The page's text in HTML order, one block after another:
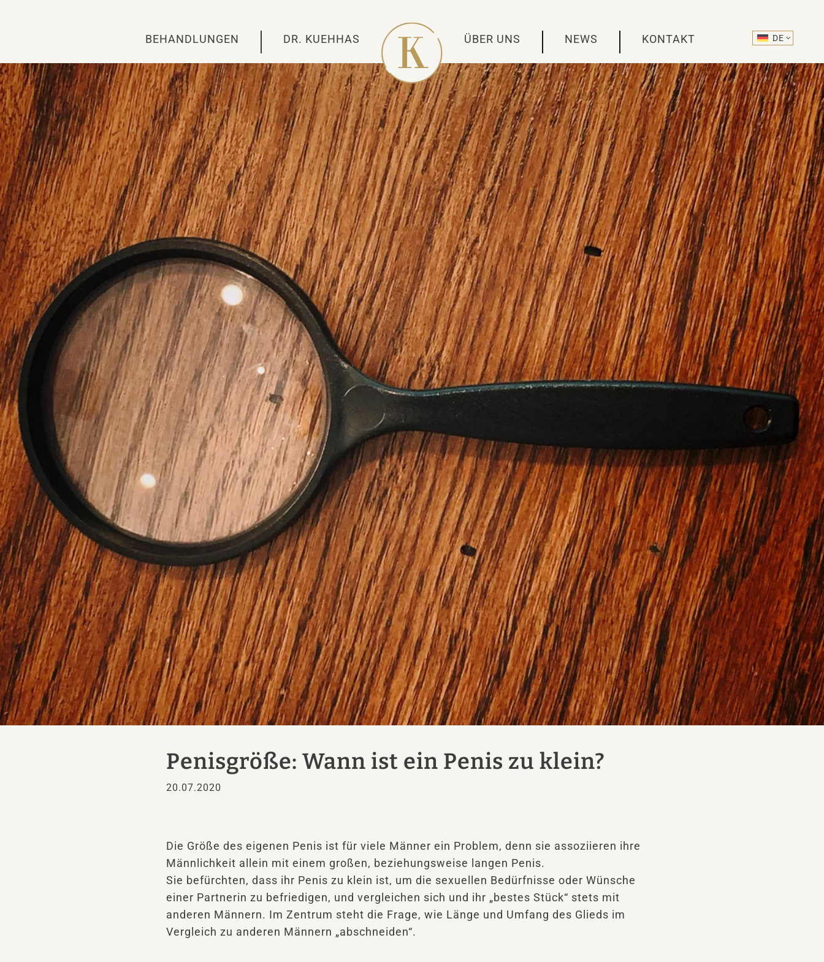
BEHANDLUNGEN DR. KUEHHAS ÜBER UNS NEWS KONTAKT DE
Penisgröße: Wann ist ein Penis zu klein?
20.07.2020
Die Größe des eigenen Penis ist für viele Männer ein Problem, denn sie assoziieren ihre
Männlichkeit allein mit einem großen, beziehungsweise langen Penis.
Sie befürchten, dass ihr Penis zu klein ist, um die sexuellen Bedürfnisse oder Wünsche
einer Partnerin zu befriedigen, und vergleichen sich und ihr „bestes Stück“ stets mit
anderen Männern. Im Zentrum steht die Frage, wie Länge und Umfang des Glieds im
Vergleich zu anderen Männern „abschneiden“.